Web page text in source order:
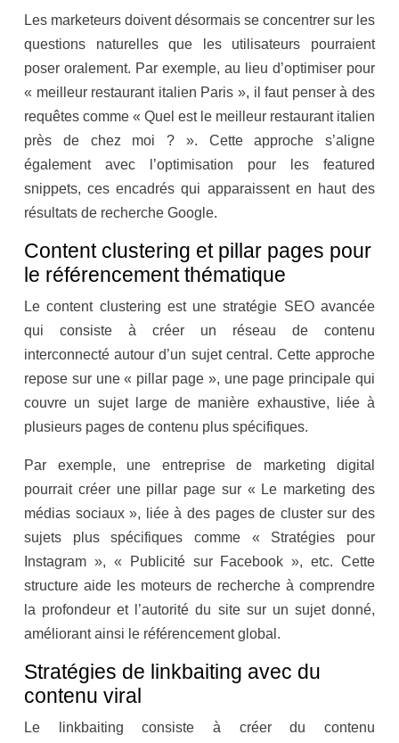
Les marketeurs doivent désormais se concentrer sur les
questions naturelles que les utilisateurs pourraient
poser oralement. Par exemple, au lieu d’optimiser pour
« meilleur restaurant italien Paris », il faut penser à des
requêtes comme « Quel est le meilleur restaurant italien
près de chez moi ? ». Cette approche s’aligne
également avec l’optimisation pour les featured
snippets, ces encadrés qui apparaissent en haut des
résultats de recherche Google.
Content clustering et pillar pages pour
le référencement thématique
Le content clustering est une stratégie SEO avancée
qui consiste à créer un réseau de contenu
interconnecté autour d’un sujet central. Cette approche
repose sur une « pillar page », une page principale qui
couvre un sujet large de manière exhaustive, liée à
plusieurs pages de contenu plus spécifiques.
Par exemple, une entreprise de marketing digital
pourrait créer une pillar page sur « Le marketing des
médias sociaux », liée à des pages de cluster sur des
sujets plus spécifiques comme « Stratégies pour
Instagram », « Publicité sur Facebook », etc. Cette
structure aide les moteurs de recherche à comprendre
la profondeur et l’autorité du site sur un sujet donné,
améliorant ainsi le référencement global.
Stratégies de linkbaiting avec du
contenu viral
Le linkbaiting consiste à créer du contenu